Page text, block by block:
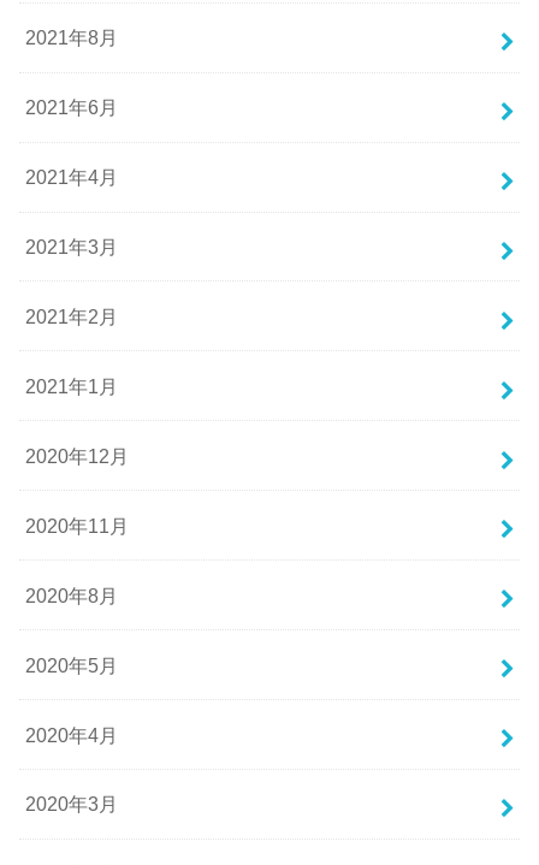
2021年8月
2021年6月
2021年4月
2021年3月
2021年2月
2021年1月
2020年12月
2020年11月
2020年8月
2020年5月
2020年4月
2020年3月